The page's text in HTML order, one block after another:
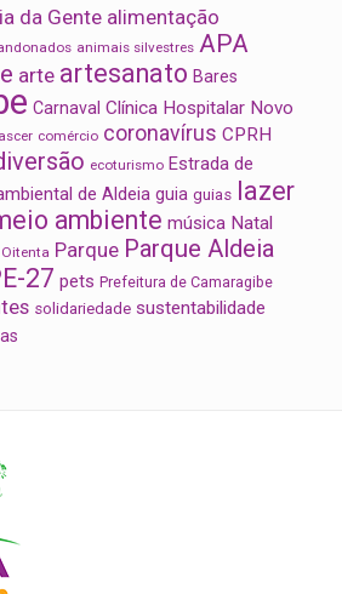
da Gente alimentação
animais silvestres APA
arte artesanato Bares
Carnaval Clínica Hospitalar Novo
comércio coronavírus CPRH
ecoturismo Estrada de
de Aldeia guia guias lazer
ambiente música Natal
Oitenta Parque Parque Aldeia
27 pets Prefeitura de Camaragibe
solidariedade sustentabilidade